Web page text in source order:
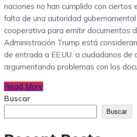
naciones no han cumplido con ciertos
falta de una autoridad
cooperativa para emitir documentos
Administración Trump está
de entrada a EE.UU. a ciudadanos de
argumentando problemas con los
Read More
Buscar
Buscar